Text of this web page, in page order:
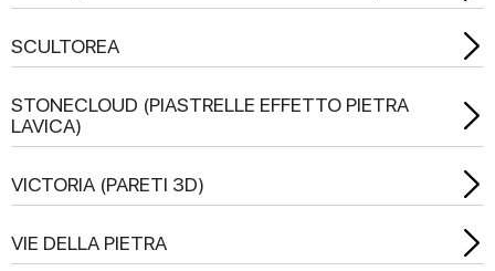
SCULTOREA
STONECLOUD (PIASTRELLE EFFETTO PIETRA
LAVICA)
VICTORIA (PARETI 3D)
VIE DELLA PIETRA